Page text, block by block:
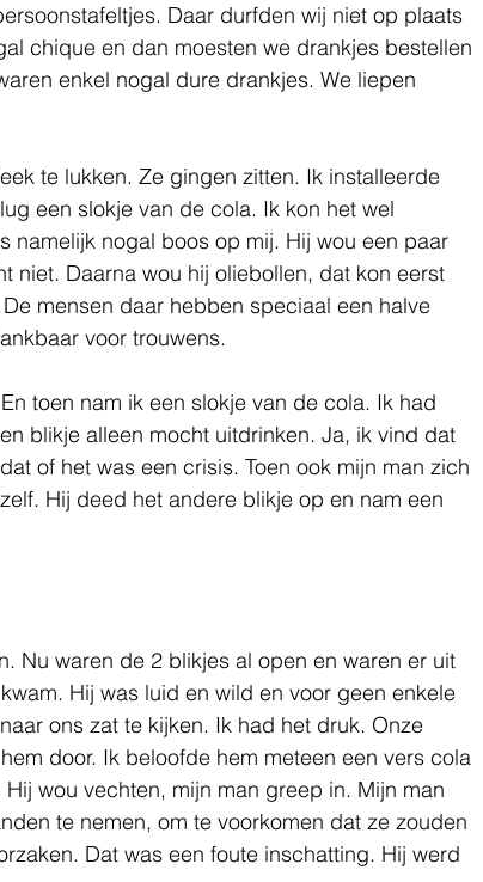
Daar durfden wij niet op plaats
chique en dan moesten we drankjes bestellen
enkel nogal dure drankjes. We liepen
te lukken. Ze gingen zitten. Ik installeerde
een slokje van de cola. Ik kon het wel
namelijk nogal boos op mij. Hij wou een paar
niet. Daarna wou hij oliebollen, dat kon eerst
mensen daar hebben speciaal een halve
voor trouwens.
toen nam ik een slokje van de cola. Ik had
blikje alleen mocht uitdrinken. Ja, ik vind dat
of het was een crisis. Toen ook mijn man zich
Hij deed het andere blikje op en nam een
Nu waren de 2 blikjes al open en waren er uit
Hij was luid en wild en voor geen enkele
ons zat te kijken. Ik had het druk. Onze
door. Ik beloofde hem meteen een vers cola
wou vechten, mijn man greep in. Mijn man
te nemen, om te voorkomen dat ze zouden
Dat was een foute inschatting. Hij werd